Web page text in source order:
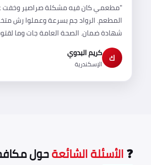
"مطعمي كان فيه مشكلة صراصير
المطعم. الرواد جم بسرعة وعملوا رش
شهادة ضمان. الصحة العامة جات وما
ك كريم البدوي
الإسكندرية
❓الأسئلة الشائعةحول